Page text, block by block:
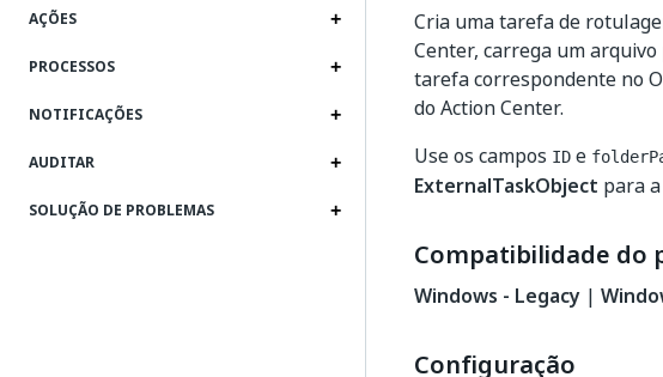
AÇÕES
PROCESSOS
NOTIFICAÇÕES
AUDITAR
SOLUÇÃO DE PROBLEMAS
Cria uma tarefa de
Center, carrega um
tarefa correspondente no
do Action Center.
Use os campos ID e
ExternalTaskObject para
Compatibilidade do
Windows - Legacy |
Configuração